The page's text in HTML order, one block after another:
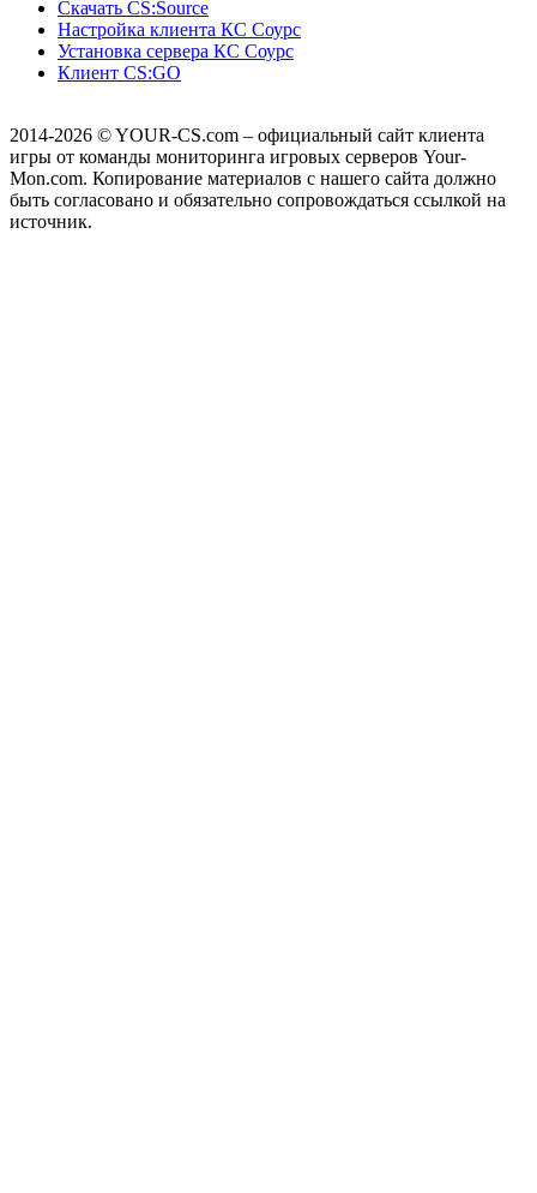
Скачать CS:Source
Настройка клиента КС Cоурс
Установка сервера КС Соурс
Клиент CS:GO
2014-2026 © YOUR-CS.com – официальный сайт клиента
игры от команды мониторинга игровых серверов Your-
Mon.com. Копирование материалов с нашего сайта должно
быть согласовано и обязательно сопровождаться ссылкой на
источник.